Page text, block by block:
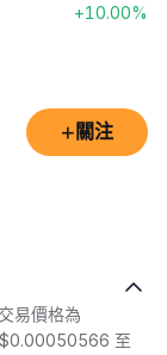
+10.00%
+ 關注
易價格為
至